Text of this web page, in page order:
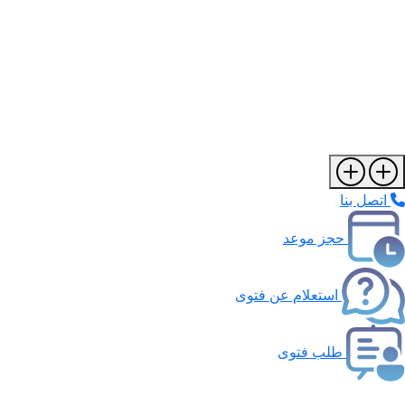
اتصل بنا
حجز موعد
استعلام عن فتوى
طلب فتوى